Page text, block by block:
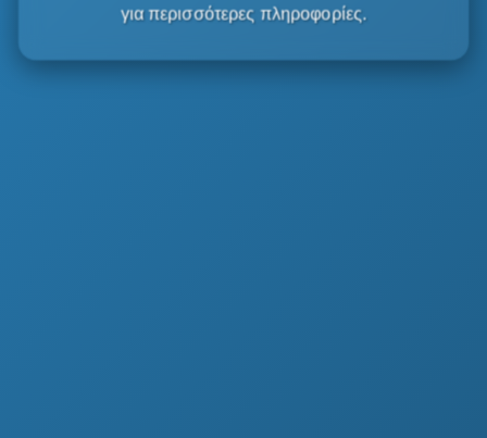
για περισσότερες πληροφορίες.